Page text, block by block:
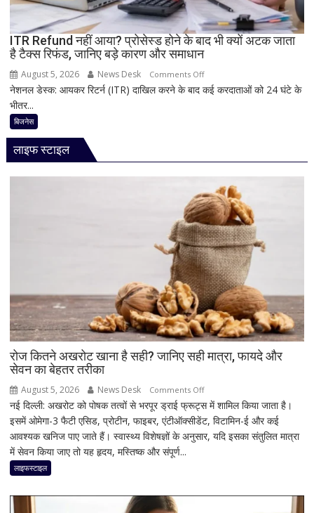
Vivo
S2
ITR Refund नहीं आया? प्रोसेस्ड होने के बाद भी क्यों अटक जाता
है टैक्स रिफंड, जानिए बड़े कारण और समाधान
August 5, 2026 News Desk Comments Offon
ITR
बाद
भी
क्यों
अटक
जाता
है
टैक्स
रिफंड,
जानिए
बड़े
कारण
नेशनल डेस्क: आयकर रिटर्न (ITR) दाखिल करने के बाद कई करदाताओं को 24 घंटे के
भीतर...
बिजनेस
लाइफ स्टाइल
रोज कितने अखरोट खाना है सही? जानिए सही मात्रा, फायदे और
सेवन का बेहतर तरीका
August 5, 2026 News Desk Comments Offon
रोज
कितने
अखरोट
जानिए
नई दिल्ली: अखरोट को पोषक तत्वों से भरपूर ड्राई फ्रूट्स में शामिल किया जाता है।
इसमें ओमेगा-3 फैटी एसिड, प्रोटीन, फाइबर, एंटीऑक्सीडेंट, विटामिन-ई और कई
आवश्यक खनिज पाए जाते हैं। स्वास्थ्य विशेषज्ञों के अनुसार, यदि इसका संतुलित मात्रा
में सेवन किया जाए तो यह हृदय, मस्तिष्क और संपूर्ण...
लाइफस्टाइल